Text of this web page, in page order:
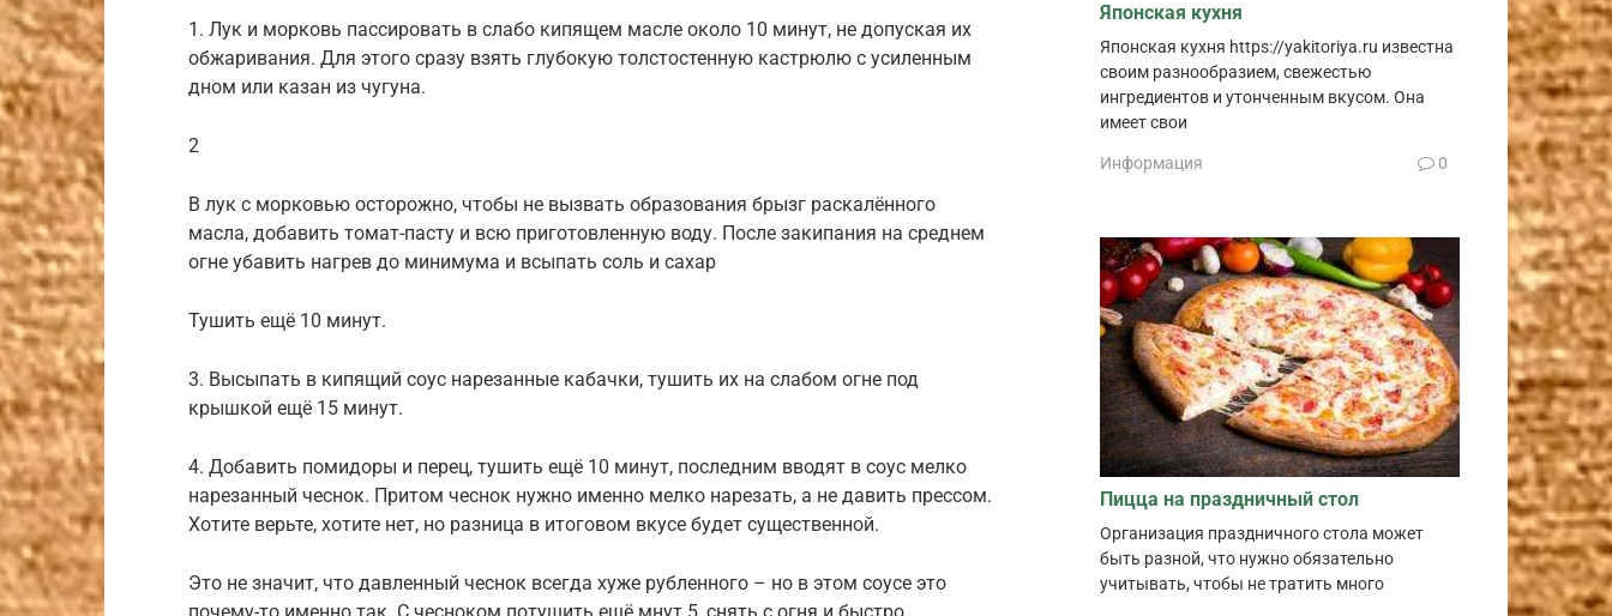
1. Лук и морковь пассировать в слабо кипящем масле около 10 минут, не допуская их
обжаривания. Для этого сразу взять глубокую толстостенную кастрюлю с усиленным
дном или казан из чугуна.
2
В лук с морковью осторожно, чтобы не вызвать образования брызг раскалённого
масла, добавить томат-пасту и всю приготовленную воду. После закипания на среднем
огне убавить нагрев до минимума и всыпать соль и сахар
Тушить ещё 10 минут.
3. Высыпать в кипящий соус нарезанные кабачки, тушить их на слабом огне под
крышкой ещё 15 минут.
4. Добавить помидоры и перец, тушить ещё 10 минут, последним вводят в соус мелко
нарезанный чеснок. Притом чеснок нужно именно мелко нарезать, а не давить прессом.
Хотите верьте, хотите нет, но разница в итоговом вкусе будет существенной.
Это не значит, что давленный чеснок всегда хуже рубленного – но в этом соусе это
Японская кухня
Японская кухня https://yakitoriya.ru известна
своим разнообразием, свежестью
ингредиентов и утонченным вкусом. Она
имеет свои
Информация 0
Пицца на праздничный стол
Организация праздничного стола может
быть разной, что нужно обязательно
учитывать, чтобы не тратить много